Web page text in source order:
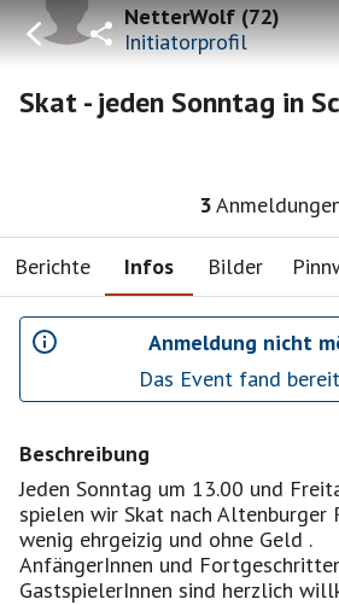
NetterWolf(72)
Initiatorprofil
Skat - jeden Sonntag in
3
Berichte Infos Bilder
Anmeldung nicht
Das Event fand
Beschreibung
Jeden Sonntag um 13.00 und
spielen wir Skat nach Altenburger
wenig ehrgeizig und ohne Geld .
AnfängerInnen und
GastspielerInnen sind herzlich